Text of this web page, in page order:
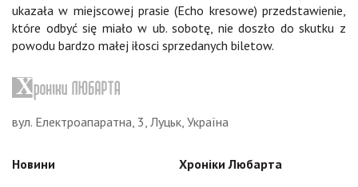
ukazała w miejscowej prasie (Echo kresowe) przedstawienie,
które odbyć się miało w ub. sobotę, nie doszło do skutku z
powodu bardzo małej iłosci sprzedanych biletow.​
вул. Електроапаратна, 3, Луцьк, Україна
Новини Хроніки Любарта